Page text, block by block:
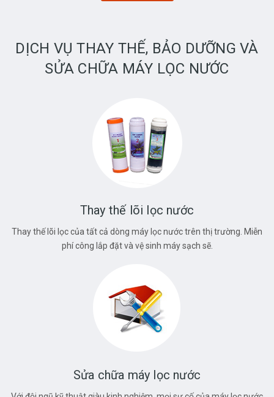
DỊCH VỤ THAY THẾ, BẢO DƯỠNG VÀ
SỬA CHỮA MÁY LỌC NƯỚC
Thay thế lõi lọc nước
Thay thế lõi lọc của tất cả dòng máy lọc nước trên thị trường. Miễn
phí công lắp đặt và vệ sinh máy sạch sẽ.
Sửa chữa máy lọc nước